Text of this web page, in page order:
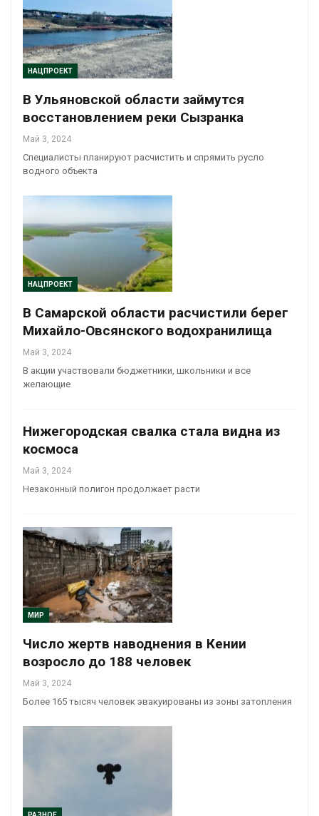
НАЦПРОЕКТ
В Ульяновской области займутся
восстановлением реки Сызранка
Май 3, 2024
Специалисты планируют расчистить и спрямить русло
водного объекта
НАЦПРОЕКТ
В Самарской области расчистили берег
Михайло-Овсянского водохранилища
Май 3, 2024
В акции участвовали бюджетники, школьники и все
желающие
Нижегородская свалка стала видна из
космоса
Май 3, 2024
Незаконный полигон продолжает расти
МИР
Число жертв наводнения в Кении
возросло до 188 человек
Май 3, 2024
Более 165 тысяч человек эвакуированы из зоны затопления